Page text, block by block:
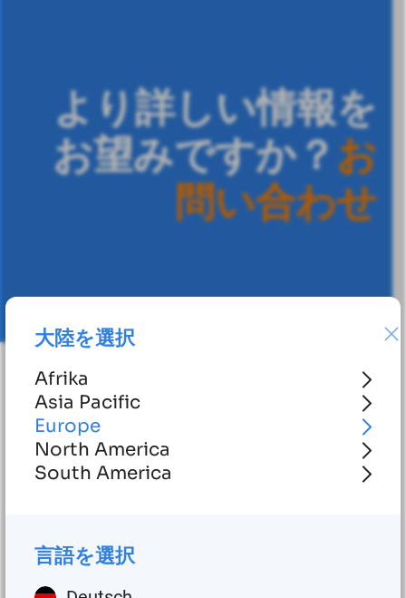
大陸を選択
Afrika
Asia Pacific
Europe
North America
South America
言語を選択
より詳しい情報を
お望みですか？お
問い合わせ
技術データ
実測値
0.10～0.9cm3/スト